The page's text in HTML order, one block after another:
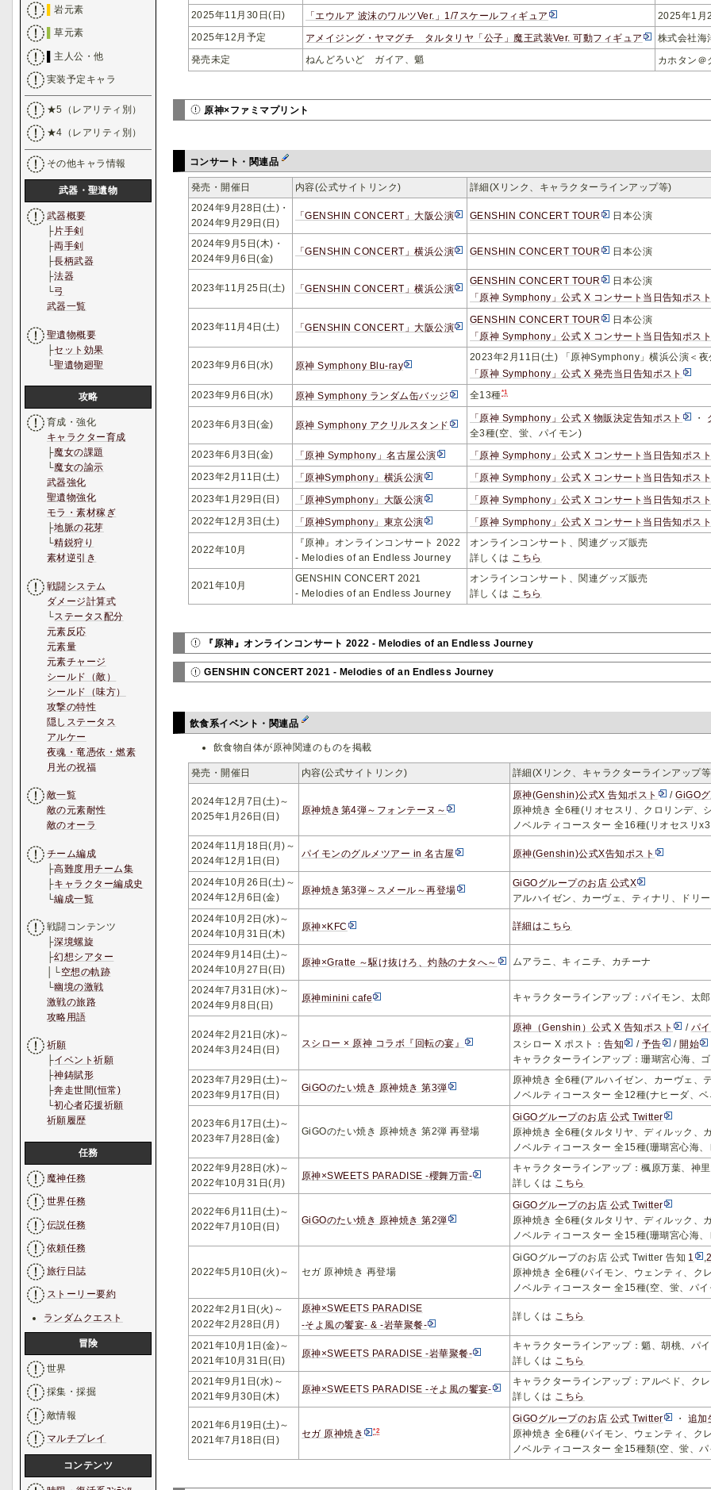
2025年11月30日(日)
「エウルア 波沫のワルツVer.」1/7スケールフィギュア 2025年1月
2025年12月予定
アメイジング・ヤマグチ タルタリヤ「公子」魔王武装Ver. 可動フィギュア 株式会社海
発売未定
ねんどろいど ガイア、魈 カホタン＠
原神×ファミマプリント
コンサート・関連品
発売・開催日 内容(公式サイトリンク)
詳細(Xリンク、キャラクターラインアップ等)
2024年9月28日(土)・
2024年9月29日(日)
「GENSHIN CONCERT」大阪公演 GENSHIN CONCERT TOUR 日本公演
2024年9月5日(木)・
2024年9月6日(金)
「GENSHIN CONCERT」横浜公演 GENSHIN CONCERT TOUR 日本公演
2023年11月25日(土) 「GENSHIN CONCERT」横浜公演
GENSHIN CONCERT TOUR
日本公演
「原神 Symphony」公式 X コンサート当日告知ポスト
2023年11月4日(土) 「GENSHIN CONCERT」大阪公演
GENSHIN CONCERT TOUR
日本公演
「原神 Symphony」公式 X コンサート当日告知ポスト
2023年9月6日(水) 原神 Symphony Blu-ray
2023年2月11日(土) 「原神Symphony」横浜公演＜
「原神 Symphony」公式 X 発売当日告知ポスト
2023年9月6日(水)
原神 Symphony ランダム缶バッジ 全13種*1
2023年6月3日(金) 原神 Symphony アクリルスタンド
「原神 Symphony」公式 X 物販決定告知ポスト ・
全3種(空、蛍、パイモン)
2023年6月3日(金)
「原神 Symphony」名古屋公演
「原神 Symphony」公式 X コンサート当日告知ポスト
2023年2月11日(土)
「原神Symphony」横浜公演
「原神 Symphony」公式 X コンサート当日告知ポスト
2023年1月29日(日)
「原神Symphony」大阪公演
「原神 Symphony」公式 X コンサート当日告知ポスト
2022年12月3日(土)
「原神Symphony」東京公演 「原神 Symphony」公式 X コンサート当日告知ポスト
2022年10月
『原神』オンラインコンサート 2022
- Melodies of an Endless Journey
オンラインコンサート、関連グッズ販売
詳しくは こちら
2021年10月
GENSHIN CONCERT 2021
- Melodies of an Endless Journey
オンラインコンサート、関連グッズ販売
詳しくは こちら
『原神』オンラインコンサート 2022 - Melodies of an Endless Journey
GENSHIN CONCERT 2021 - Melodies of an Endless Journey
飲食系イベント・関連品
飲食物自体が原神関連のものを掲載
発売・開催日 内容(公式サイトリンク) 詳細(Xリンク、キャラクターラインアップ
2024年12月7日(土)～
2025年1月26日(日)
原神焼き第4弾～フォンテーヌ～
原神(Genshin)公式X 告知ポスト /GiGO
原神焼き 全6種(リオセスリ、クロリンデ、
ノベルティコースター 全16種(リオセスリ
2024年11月18日(月)～
2024年12月1日(日)
パイモンのグルメツアー in 名古屋 原神(Genshin)公式X告知ポスト
2024年10月26日(土)～
2024年12月6日(金)
原神焼き第3弾～スメール～再登場
GiGOグループのお店 公式X
アルハイゼン、カーヴェ、ティナリ、ドリ
2024年10月2日(水)～
2024年10月31日(木)
原神×KFC 詳細はこちら
2024年9月14日(土)～
2024年10月27日(日)
原神×Gratte ～駆け抜けろ、灼熱のナタへ～ ムアラニ、キィニチ、カチーナ
2024年7月31日(水)～
2024年9月8日(日)
原神minini cafe キャラクターラインアップ：パイモン、太
2024年2月21日(水)～
2024年3月24日(日)
スシロー × 原神 コラボ『回転の宴』
原神（Genshin）公式 X 告知ポスト / パ
スシロー X ポスト：告知 / 予告 /開始
キャラクターラインアップ：珊瑚宮心海、
2023年7月29日(土)～
2023年9月17日(日)
GiGOのたい焼き 原神焼き 第3弾
原神焼き 全6種(アルハイゼン、カーヴェ、
ノベルティコースター 全12種(ナヒーダ、
2023年6月17日(土)～
2023年7月28日(金)
GiGOのたい焼き 原神焼き 第2弾 再登場
GiGOグループのお店 公式 Twitter
原神焼き 全6種(タルタリヤ、ディルック、
ノベルティコースター 全15種(珊瑚宮心海
2022年9月28日(水)～
2022年10月31日(月)
原神×SWEETS PARADISE -櫻舞万雷-
キャラクターラインアップ：楓原万葉、神
詳しくは こちら
2022年6月11日(土)～
2022年7月10日(日)
GiGOのたい焼き 原神焼き 第2弾
GiGOグループのお店 公式 Twitter
原神焼き 全6種(タルタリヤ、ディルック、
ノベルティコースター 全15種(珊瑚宮心海
2022年5月10日(火)～ セガ 原神焼き 再登場
GiGOグループのお店 公式 Twitter 告知 1 ,2
原神焼き 全6種(パイモン、ウェンティ、ク
ノベルティコースター 全15種(空、蛍、パ
2022年2月1日(火)～
2022年2月28日(月)
原神×SWEETS PARADISE
-そよ風の饗宴- & -岩華聚餐-
詳しくは こちら
2021年10月1日(金)～
2021年10月31日(日)
原神×SWEETS PARADISE -岩華聚餐-
キャラクターラインアップ：魈、胡桃、パ
詳しくは こちら
2021年9月1日(水)～
2021年9月30日(木)
原神×SWEETS PARADISE -そよ風の饗宴-
キャラクターラインアップ：アルベド、ク
詳しくは こちら
2021年6月19日(土)～
2021年7月18日(日)
セガ 原神焼き *2
GiGOグループのお店 公式 Twitter ・追加
原神焼き 全6種(パイモン、ウェンティ、ク
ノベルティコースター 全15種類(空、蛍、
▌岩元素
▌草元素
主人公・他
実装予定キャラ
★5（レアリティ別）
★4（レアリティ別）
その他キャラ情報
武器・聖遺物
武器概要
├片手剣
├両手剣
├長柄武器
├法器
└弓
武器一覧
聖遺物概要
├セット効果
└聖遺物廻聖
攻略
育成・強化
キャラクター育成
├魔女の課題
└魔女の諭示
武器強化
聖遺物強化
モラ・素材稼ぎ
├地脈の花芽
└精鋭狩り
素材逆引き
戦闘システム
ダメージ計算式
└ステータス配分
元素反応
元素量
元素チャージ
シールド（敵）
シールド（味方）
攻撃の特性
隠しステータス
アルケー
夜魂・竜憑依・燃素
月光の祝福
敵一覧
敵の元素耐性
敵のオーラ
チーム編成
├高難度用チーム集
├キャラクター編成史
└編成一覧
戦闘コンテンツ
├深境螺旋
├幻想シアター
│└空想の軌跡
└幽境の激戦
激戦の旅路
攻略用語
祈願
├イベント祈願
├神鋳賦形
├奔走世間(恒常)
└初心者応援祈願
祈願履歴
任務
魔神任務
世界任務
伝説任務
依頼任務
旅行日誌
ストーリー要約
ランダムクエスト
冒険
世界
採集・採掘
敵情報
マルチプレイ
コンテンツ